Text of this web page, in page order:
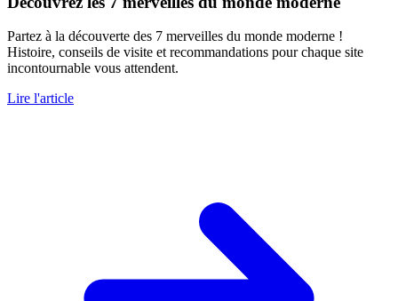
Partez à la découverte des 7 merveilles du monde moderne !
Histoire, conseils de visite et recommandations pour chaque site
incontournable vous attendent.
Lire l'article